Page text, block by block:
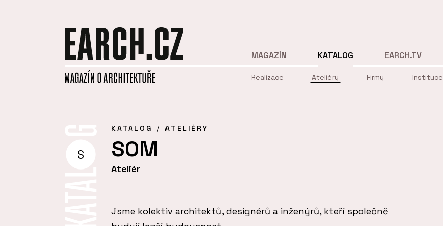
MAGAZÍN KATALOG
Realizace Ateliéry Firmy Instituce
EARCH.TV
S
KATALOG ATELIÉRY
SOM
Ateliér
Jsme kolektiv architektů, designérů a inženýrů, kteří společně